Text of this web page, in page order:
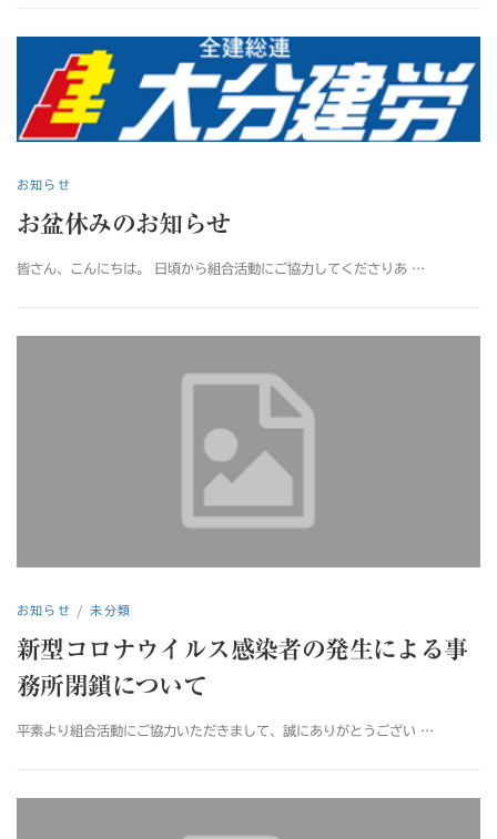
お知らせ
お盆休みのお知らせ
皆さん、こんにちは。 日頃から組合活動にご協力してくださりあ …
お知らせ /未分類
新型コロナウイルス感染者の発生による事
務所閉鎖について
平素より組合活動にご協力いただきまして、誠にありがとうござい …